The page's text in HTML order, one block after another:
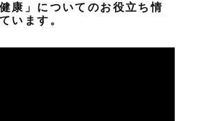
健康」についてのお役立ち情
います。